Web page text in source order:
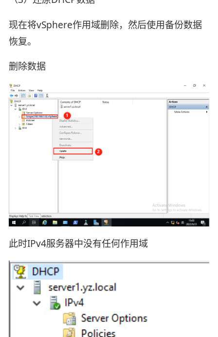
现在将vSphere作用域删除，然后使用备份数据
恢复。
删除数据
此时IPv4服务器中没有任何作用域